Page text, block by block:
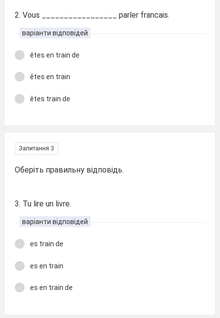
2. Vous _________________ parler francais.
варіанти відповідей
êtes en train de
êtes en train
êtes train de
Запитання 3
Оберіть правильну відповідь.
3. Tu lire un livre.
варіанти відповідей
es train de
es en train
es en train de